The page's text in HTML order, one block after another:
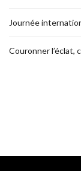
Journée
Couronner l’éclat,